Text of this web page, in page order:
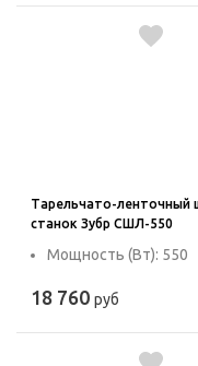
Тарельчато-ленточный
станок Зубр СШЛ-550
Мощность (Вт): 550
18 760 руб